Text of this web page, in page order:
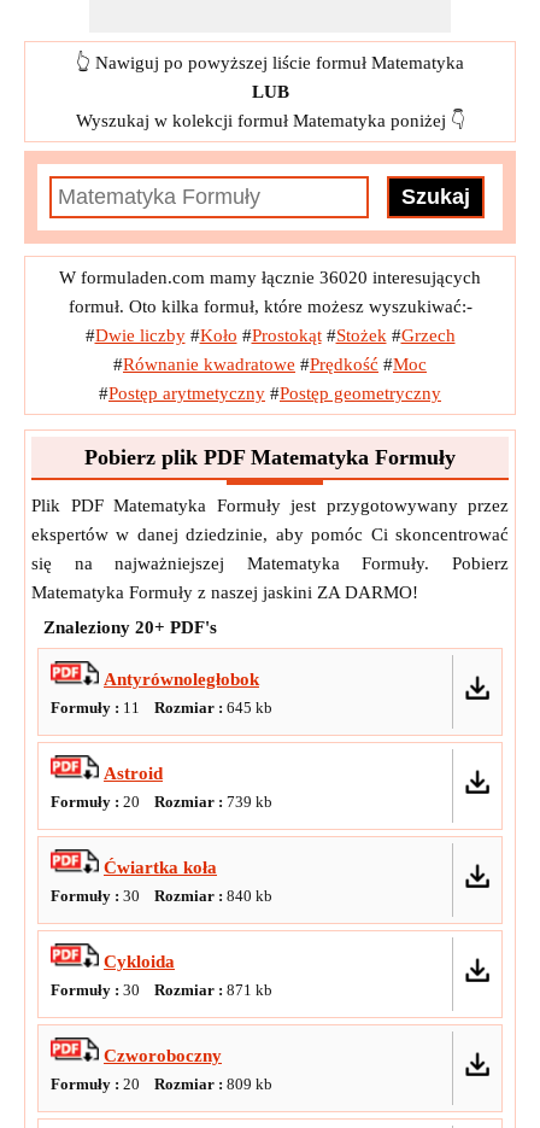
👆 Nawiguj po powyższej liście formuł Matematyka
LUB
Wyszukaj w kolekcji formuł Matematyka poniżej 👇
W formuladen.com mamy łącznie 36020 interesujących
formuł. Oto kilka formuł, które możesz wyszukiwać:-
#Dwie liczby#Koło #Prostokąt#Stożek #Grzech
#Równanie kwadratowe #Prędkość #Moc
#Postęp arytmetyczny #Postęp geometryczny
Pobierz plik PDF Matematyka Formuły
Plik PDF Matematyka Formuły jest przygotowywany przez
ekspertów w danej dziedzinie, aby pomóc Ci skoncentrować
się na najważniejszej Matematyka Formuły. Pobierz
Matematyka Formuły z naszej jaskini ZA DARMO!
Znaleziony 20+ PDF's
Antyrównoległobok
Formuły : 11 Rozmiar : 645 kb
Astroid
Formuły : 20 Rozmiar : 739 kb
Ćwiartka koła
Formuły : 30 Rozmiar : 840 kb
Cykloida
Formuły : 30 Rozmiar : 871 kb
Czworoboczny
Formuły : 20 Rozmiar : 809 kb